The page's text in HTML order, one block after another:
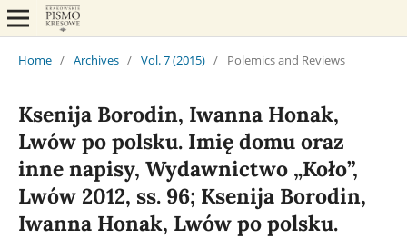
Home / Archives / Vol. 7 (2015) / Polemics and Reviews
Ksenija Borodin, Iwanna Honak,
Lwów po polsku. Imię domu oraz
inne napisy, Wydawnictwo „Koło”,
Lwów 2012, ss. 96; Ksenija Borodin,
Iwanna Honak, Lwów po polsku.